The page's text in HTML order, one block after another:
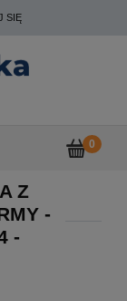
SIĘ
Z
-
-